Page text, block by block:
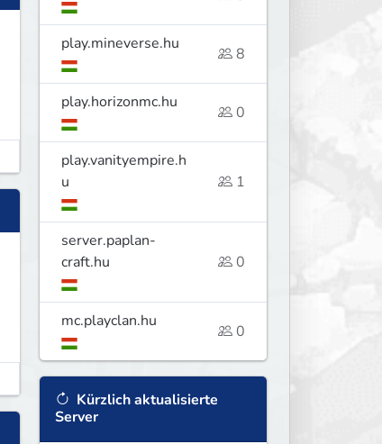
play.mineverse.hu
8
play.horizonmc.hu
0
play.vanityempire.h
u
1
server.paplan-
craft.hu
0
mc.playclan.hu
0
Kürzlich aktualisierte
Server